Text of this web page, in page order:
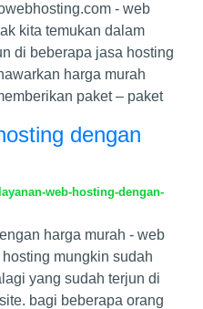
- web
kita temukan dalam
di beberapa jasa hosting
harga murah
paket – paket
dengan
web-hosting-dengan-
harga murah - web
mungkin sudah
yang sudah terjun di
bagi beberapa orang